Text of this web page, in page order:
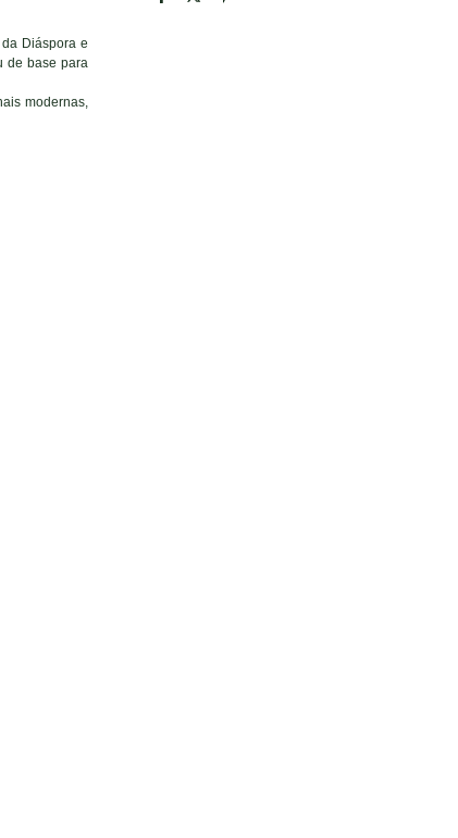
Diáspora e
de base para
modernas,